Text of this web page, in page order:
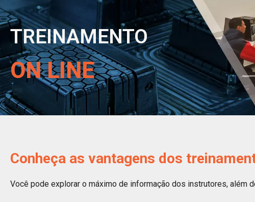
TREINAMENTO
ON LINE
Conheça as vantagens dos
Você pode explorar o máximo de informação dos instrutores, além